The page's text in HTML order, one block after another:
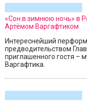
«Сон в зимнюю ночь» в
Артёмом Варгафтиком
Интереснейший
предводительством
приглашенного гостя –
Варгафтика.